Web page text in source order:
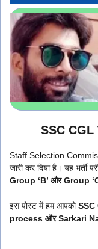
SSC
Staff Selection
जारी कर दिया है। यह भर्ती
Group ‘B’ और Group
इस पोस्ट में हम आपको
process और Sarkari